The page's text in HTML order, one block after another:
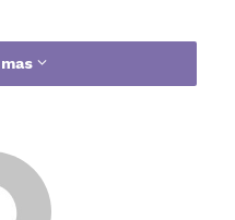
de “marketing” y en
anual de la